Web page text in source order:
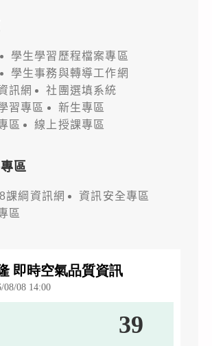
學生學習歷程檔案專區
學生事務與轉導工作網
訊網
社團選填系統
習專區
新生專區
區
線上授課專區
區
課綱資訊網
資訊安全專區
區